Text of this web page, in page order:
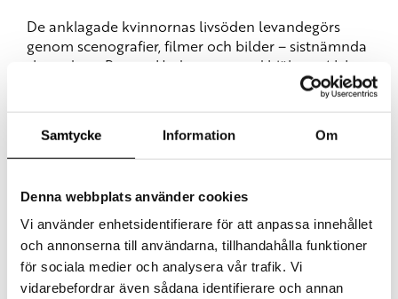
Samtycke Information Om
Denna webbplats använder cookies
Vi använder enhetsidentifierare för att anpassa innehållet
och annonserna till användarna, tillhandahålla funktioner
för sociala medier och analysera vår trafik. Vi
vidarebefordrar även sådana identifierare och annan
De anklagade kvinnornas livsöden levandegörs
genom scenografier, filmer och bilder – sistnämnda
skapade av Pompe Hedengren med hjälp av AI. I
utställningen gestaltas även myter och fantasier
HÄXORvisas just nu på Historiska museet i
Stockholm, och hade dessförinnan sin premiär på